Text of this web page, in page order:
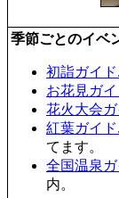
季節ごとのイベ
初詣ガイド
お花見ガイ
花火大会ガ
紅葉ガイド
てます。
全国温泉ガ
内。